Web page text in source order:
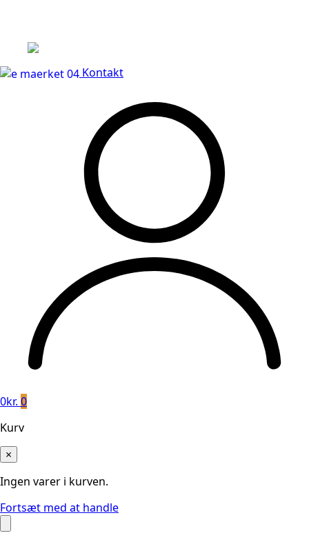
Kontakt
0kr. 0
Kurv
×
Ingen varer i kurven.
Fortsæt med at handle